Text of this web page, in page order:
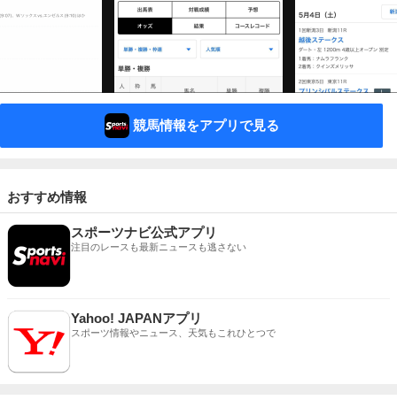
競馬情報をアプリで見る
おすすめ情報
スポーツナビ公式アプリ
注目のレースも最新ニュースも逃さない
Yahoo! JAPANアプリ
スポーツ情報やニュース、天気もこれひとつで